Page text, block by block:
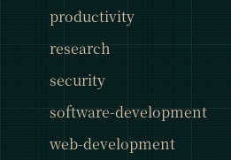
productivity
research
security
software-development
web-development